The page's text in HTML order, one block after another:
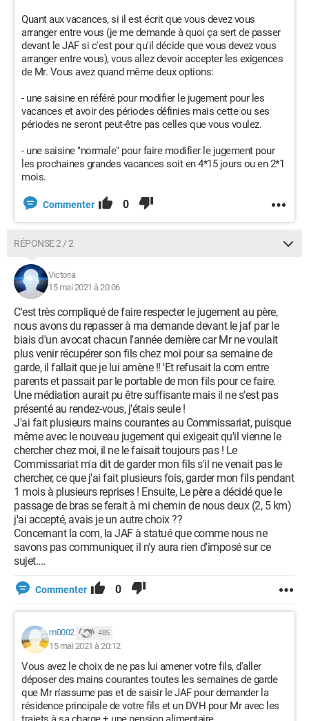
Quant aux vacances, si il est écrit que vous devez vous
arranger entre vous (je me demande à quoi ça sert de passer
devant le JAF si c'est pour qu'il décide que vous devez vous
arranger entre vous), vous allez devoir accepter les exigences
de Mr. Vous avez quand même deux options:
- une saisine en référé pour modifier le jugement pour les
vacances et avoir des périodes définies mais cette ou ses
périodes ne seront peut-être pas celles que vous voulez.
- une saisine "normale" pour faire modifier le jugement pour
les prochaines grandes vacances soit en 4*15 jours ou en 2*1
mois.
Commenter 0
RÉPONSE 2 / 2
Victoria
15 mai 2021 à 20:06
C'est très compliqué de faire respecter le jugement au père,
nous avons du repasser à ma demande devant le jaf par le
biais d'un avocat chacun l'année dernière car Mr ne voulait
plus venir récupérer son fils chez moi pour sa semaine de
garde, il fallait que je lui amène !! 'Et refusait la com entre
parents et passait par le portable de mon fils pour ce faire.
Une médiation aurait pu être suffisante mais il ne s'est pas
présenté au rendez-vous, j'étais seule !
J'ai fait plusieurs mains courantes au Commissariat, puisque
même avec le nouveau jugement qui exigeait qu'il vienne le
chercher chez moi, il ne le faisait toujours pas ! Le
Commissariat m'a dit de garder mon fils s'il ne venait pas le
chercher, ce que j'ai fait plusieurs fois, garder mon fils pendant
1 mois à plusieurs reprises ! Ensuite, Le père a décidé que le
passage de bras se ferait à mi chemin de nous deux (2, 5 km)
j'ai accepté, avais je un autre choix ??
Concernant la com, la JAF à statué que comme nous ne
savons pas communiquer, il n'y aura rien d'imposé sur ce
sujet....
Commenter 0
m0002 485
15 mai 2021 à 20:12
Vous avez le choix de ne pas lui amener votre fils, d'aller
déposer des mains courantes toutes les semaines de garde
que Mr n'assume pas et de saisir le JAF pour demander la
résidence principale de votre fils et un DVH pour Mr avec les